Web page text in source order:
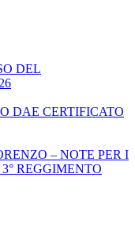
DEL
DAE CERTIFICATO
– NOTE PER I
REGGIMENTO